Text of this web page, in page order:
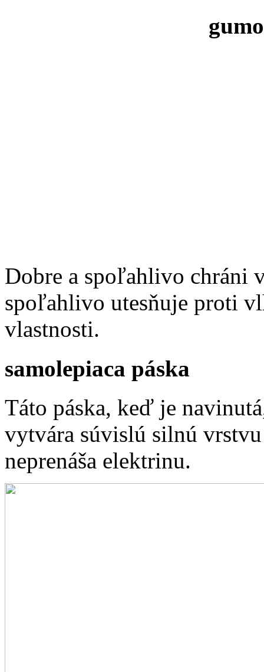
Dobre a spoľahlivo chráni
spoľahlivo utesňuje proti
vlastnosti.
samolepiaca páska
Táto páska, keď je
vytvára súvislú silnú
neprenáša elektrinu.